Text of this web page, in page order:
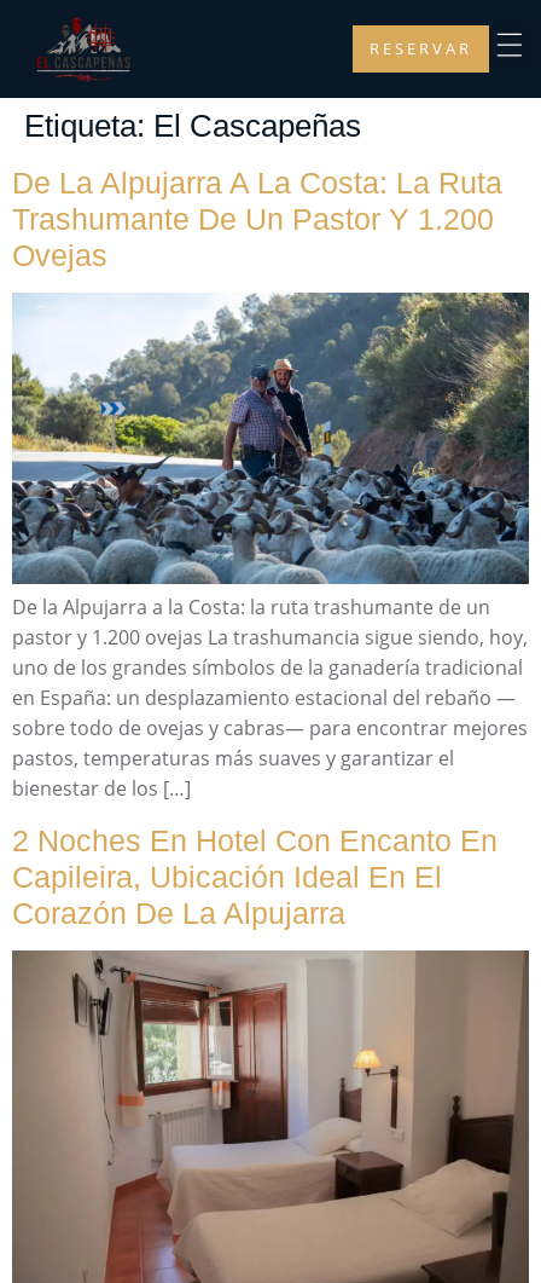
RESERVAR
Etiqueta: El Cascapeñas
De La Alpujarra A La Costa: La Ruta
Trashumante De Un Pastor Y 1.200
Ovejas
De la Alpujarra a la Costa: la ruta trashumante de un
pastor y 1.200 ovejas La trashumancia sigue siendo, hoy,
uno de los grandes símbolos de la ganadería tradicional
en España: un desplazamiento estacional del rebaño —
sobre todo de ovejas y cabras— para encontrar mejores
pastos, temperaturas más suaves y garantizar el
bienestar de los […]
2 Noches En Hotel Con Encanto En
Capileira, Ubicación Ideal En El
Corazón De La Alpujarra